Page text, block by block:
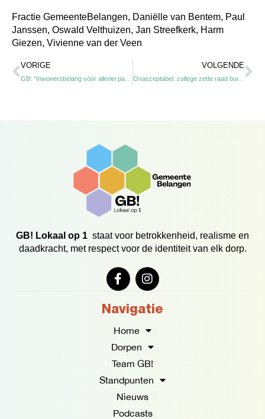
Fractie GemeenteBelangen, Daniëlle van Bentem, Paul
Janssen, Oswald Velthuizen, Jan Streefkerk, Harm
Giezen, Vivienne van der Veen
Vorige
VORIGE VOLGENDE
Onacceptabel: college zette raad buitenspel bij Horsa project
GB! Lokaal op 1 staat voor betrokkenheid, realisme en
daadkracht, met respect voor de identiteit van elk dorp.
F
a
e
o
o
k
-
f
I
n
t
g
r
m
Navigatie
Home
Dorpen
Team GB!
Standpunten
Nieuws
Podcasts